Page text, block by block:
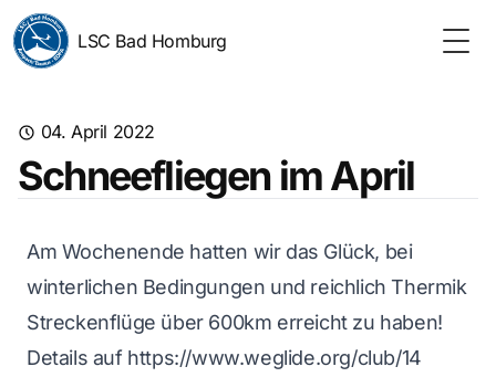
LSC Bad Homburg
04. April 2022
Schneefliegen im April
Am Wochenende hatten wir das Glück, bei
winterlichen Bedingungen und reichlich Thermik
Streckenflüge über 600km erreicht zu haben!
Details auf https://www.weglide.org/club/14